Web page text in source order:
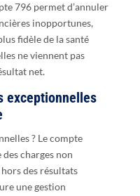
796 permet d’annuler
inopportunes,
fidèle de la santé
ne viennent pas
net.
exceptionnelles
? Le compte
charges non
des résultats
une gestion